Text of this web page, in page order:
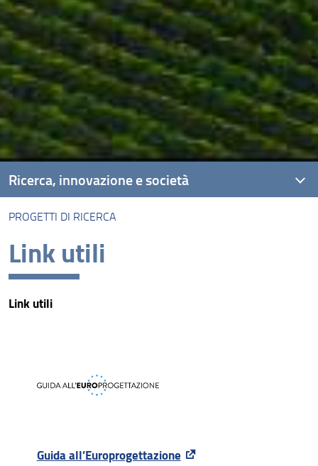
PROGETTI DI RICERCA
Link utili
Link utili
Guida all’Europrogettazione
Ricerca, innovazione e società
Unità di Ricerca
Progetti di ricerca
Risultati e impatto
Centri